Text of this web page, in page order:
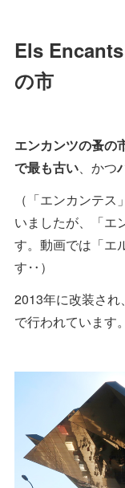
Els
の市
エンカンツの蚤の
で最も古い、かつ
（「エンカンテ
いましたが、「エ
す。動画では「エ
す‥）
2013年に改装さ
で行われています。